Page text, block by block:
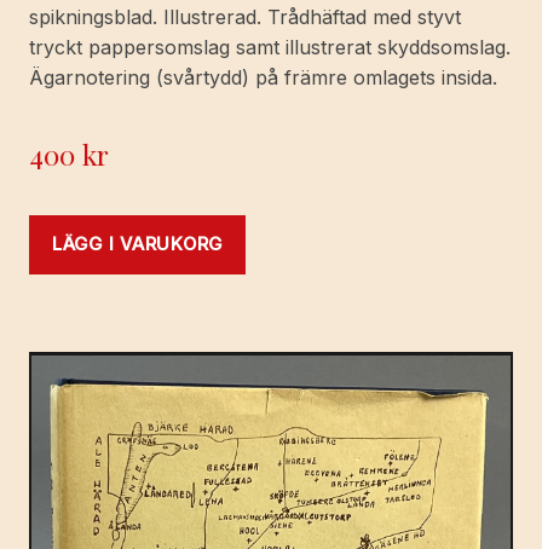
spikningsblad. Illustrerad. Trådhäftad med styvt
tryckt pappersomslag samt illustrerat skyddsomslag.
Ägarnotering (svårtydd) på främre omlagets insida.
400kr
LÄGG I VARUKORG